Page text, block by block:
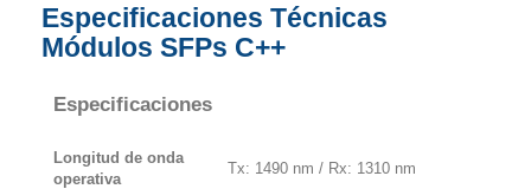
Especificaciones Técnicas
Módulos SFPs C++
Especificaciones
Longitud de onda
operativa
Tx: 1490 nm / Rx: 1310 nm